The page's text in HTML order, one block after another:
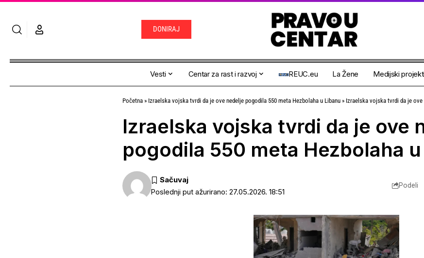
DONIRAJ
Vesti Centar za rast i razvoj REUC.eu La Žene Medijski projekti
Početna » Izraelska vojska tvrdi da je ove nedelje pogodila 550 meta Hezbolaha u Libanu » Izraelska vojska tvrdi da je ove
Izraelska vojska tvrdi da je ove
pogodila 550 meta Hezbolaha
Poslednji put ažurirano: 27.05.2026. 18:51
Podeli